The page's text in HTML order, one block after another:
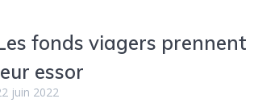
fonds viagers prennent
essor
juin 2022